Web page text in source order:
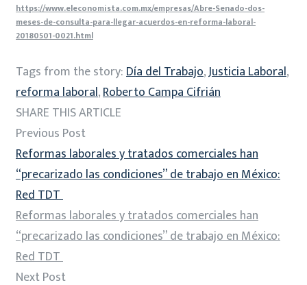
https://www.eleconomista.com.mx/empresas/Abre-Senado-dos-
meses-de-consulta-para-llegar-acuerdos-en-reforma-laboral-
20180501-0021.html
Tags from the story:Día del Trabajo,Justicia Laboral,
reforma laboral,Roberto Campa Cifrián
SHARE THIS ARTICLE
Previous Post
Reformas laborales y tratados comerciales han
“precarizado las condiciones” de trabajo en México:
Red TDT
Reformas laborales y tratados comerciales han
“precarizado las condiciones” de trabajo en México:
Red TDT
Next Post